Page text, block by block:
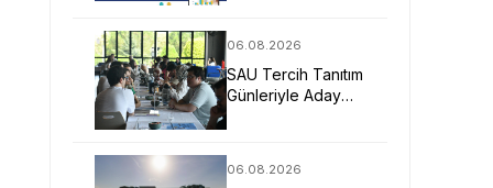
06.08.2026
SAU Tercih Tanıtım
Günleriyle Aday
06.08.2026